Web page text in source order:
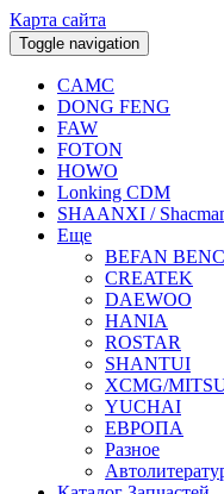
Карта сайта
Toggle navigation
CAMC
DONG FENG
FAW
FOTON
HOWO
Lonking CDM
SHAANXI /
Еще
BEFAN
CREATEK
DAEWOO
HANIA
ROSTAR
SHANTUI
XCMG/
YUCHAI
ЕВРОПА
Разное